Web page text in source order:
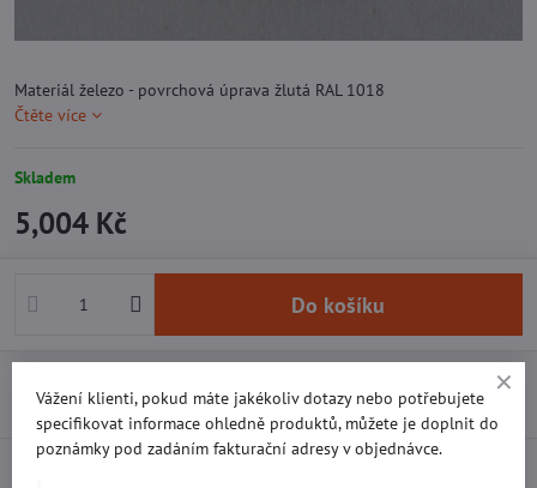
Materiál železo - povrchová úprava žlutá RAL 1018
Čtěte více
Skladem
5,004 Kč
Do košíku
Vážení klienti, pokud máte jakékoliv dotazy nebo potřebujete
specifikovat informace ohledně produktů, můžete je doplnit do
poznámky pod zadáním fakturační adresy v objednávce.